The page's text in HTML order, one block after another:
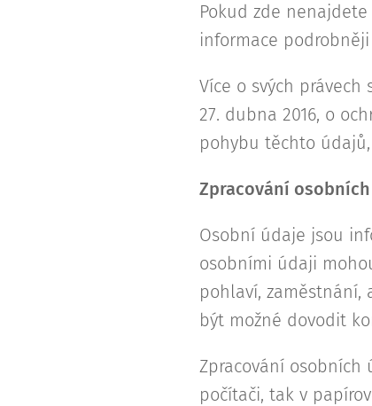
Pokud zde
informace
Více o svých právech
27. dubna 2016, o
pohybu těchto
Zpracování
Osobní údaje jsou
osobními údaji
pohlaví,
být možné dovodit
Zpracování
počítači, tak v